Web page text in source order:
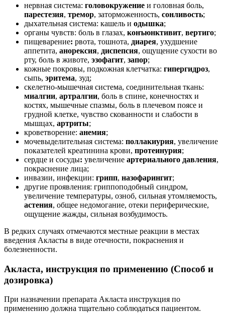
нервная система: головокружение и головная боль,
парестезия, тремор, заторможенность, сонливость;
дыхательная система: кашель и одышка;
органы чувств: боль в глазах, конъюнктивит, вертиго;
пищеварение: рвота, тошнота, диарея, ухудшение
аппетита, анорексия, диспепсия, ощущение сухости во
рту, боль в животе, эзофагит, запор;
кожные покровы, подкожная клетчатка: гипергидроз,
сыпь, эритема, зуд;
скелетно-мышечная система, соединительная ткань:
миалгии, артралгии, боль в спине, конечностях и
костях, мышечные спазмы, боль в плечевом поясе и
грудной клетке, чувство скованности и слабости в
мышцах, артриты;
кроветворение: анемия;
мочевыделительная система: поллакиурия, увеличение
показателей креатинина крови, протеинурия;
сердце и сосуды: увеличение артериального давления,
покраснение лица;
инвазии, инфекции: грипп, назофарингит;
другие проявления: гриппоподобный синдром,
увеличение температуры, озноб, сильная утомляемость,
астения, общее недомогание, отеки периферические,
ощущение жажды, сильная возбудимость.
В редких случаях отмечаются местные реакции в местах
введения Акласты в виде отечности, покраснения и
болезненности.
Акласта, инструкция по применению (Способ и
дозировка)
При назначении препарата Акласта инструкция по
применению должна тщательно соблюдаться пациентом.